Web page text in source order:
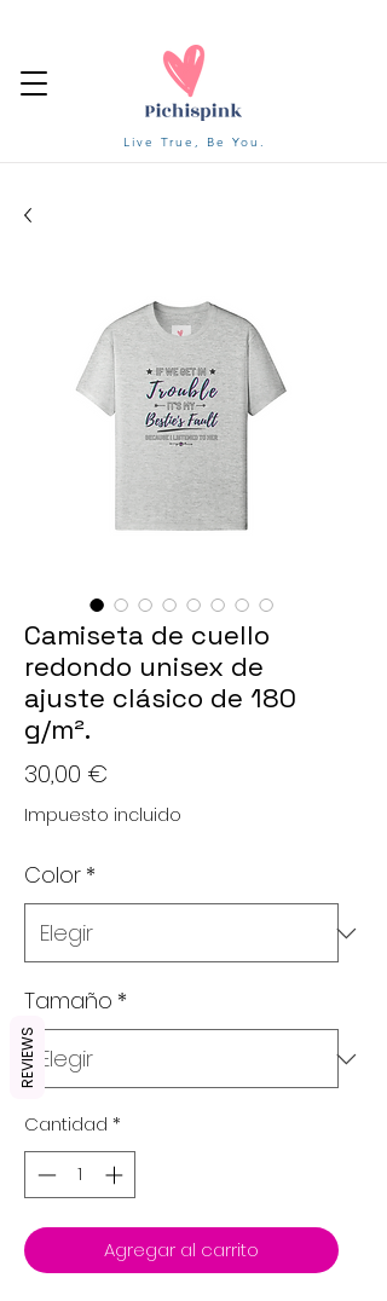
Live True, Be You.
Camiseta de cuello
redondo unisex de
ajuste clásico de 180
g/m².
30,00 €
Impuesto incluido
Color *
Tamaño *
Cantidad *
Agregar al carrito
REVIEWS